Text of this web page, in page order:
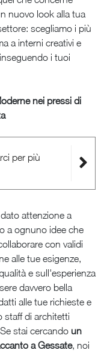
nuovo look alla tua
scegliamo i più
a interni creativi e
i tuoi
nei pressi di
per più
attenzione a
a ognuno idee che
con validi
alle tue esigenze,
e sull'esperienza
davvero bella
alle tue richieste e
staff di architetti
stai cercando un
a Gessate, noi